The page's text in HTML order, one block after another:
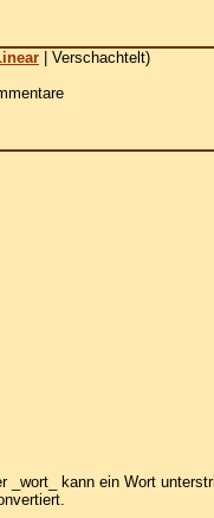
| Verschachtelt)
kann ein Wort